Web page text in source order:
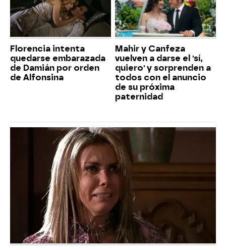
Florencia intenta
quedarse embarazada
de Damián por orden
de Alfonsina
Mahir y Canfeza
vuelven a darse el 'sí,
quiero' y sorprenden a
todos con el anuncio
de su próxima
paternidad